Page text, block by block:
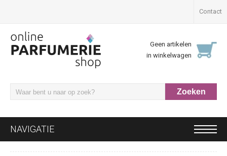
Contact
Geen artikelen
in winkelwagen
NAVIGATIE